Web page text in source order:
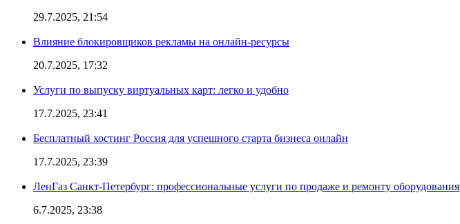
29.7.2025, 21:54
Влияние блокировщиков рекламы на онлайн-ресурсы
20.7.2025, 17:32
Услуги по выпуску виртуальных карт: легко и удобно
17.7.2025, 23:41
Бесплатный хостинг Россия для успешного старта бизнеса онлайн
17.7.2025, 23:39
ЛенГаз Санкт-Петербург: профессиональные услуги по продаже и ремонту оборудования
6.7.2025, 23:38